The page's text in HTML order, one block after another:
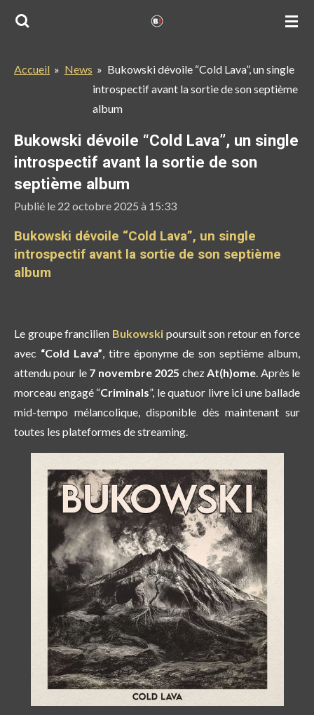
Passer
principal
Accueil » News » Bukowski dévoile “Cold Lava”, un single
introspectif avant la sortie de son septième
album
Bukowski dévoile “Cold Lava”, un single
introspectif avant la sortie de son
septième album
Publié le 22 octobre 2025 à 15:33
Bukowski dévoile “Cold Lava”, un single
introspectif avant la sortie de son septième
album
Le groupe francilien Bukowskipoursuit son retour en force
avec “Cold Lava”, titre éponyme de son septième album,
attendu pour le 7 novembre 2025 chezAt(h)ome. Après le
morceau engagé “Criminals”, le quatuor livre ici une ballade
mid-tempo mélancolique, disponible dès maintenant sur
toutes les plateformes de streaming.